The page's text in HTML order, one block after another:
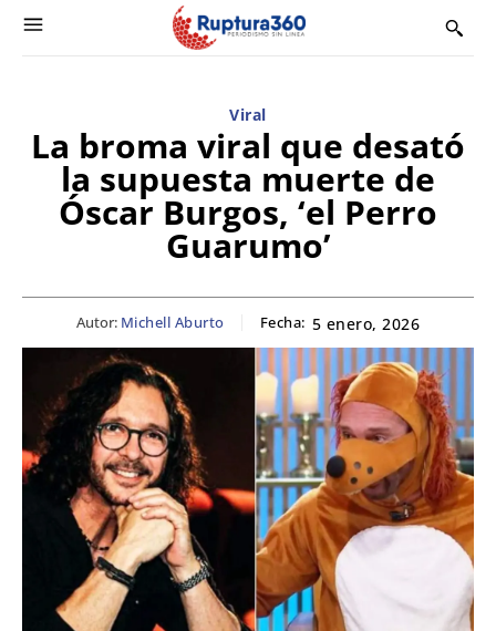
Viral
La broma viral que desató
la supuesta muerte de
Óscar Burgos, ‘el Perro
Guarumo’
Autor: Michell Aburto Fecha: 5 enero, 2026